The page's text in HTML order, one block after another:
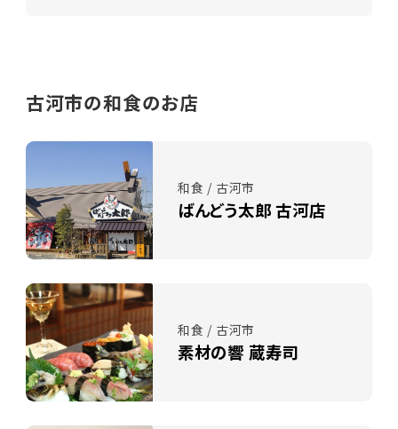
古河市の和食のお店
和食 / 古河市
ばんどう太郎 古河店
和食 / 古河市
素材の響 蔵寿司